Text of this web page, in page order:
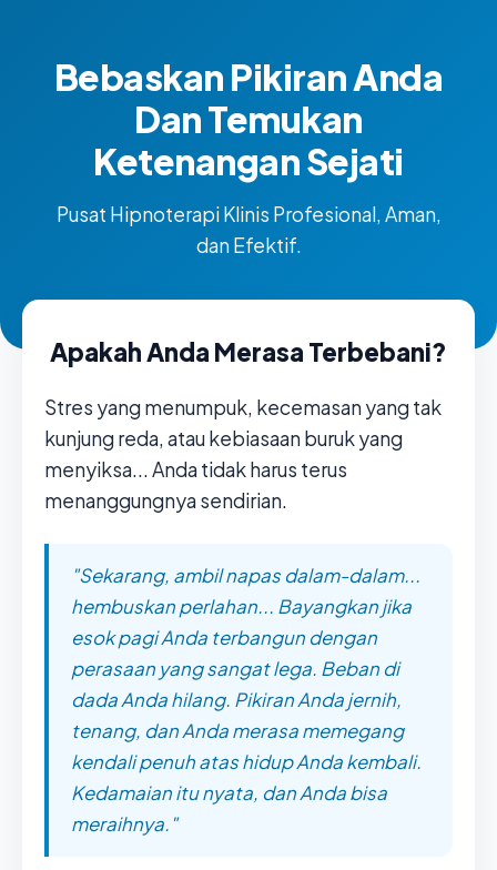
Bebaskan Pikiran Anda
Dan Temukan
Ketenangan Sejati
Pusat Hipnoterapi Klinis Profesional, Aman,
dan Efektif.
Apakah Anda Merasa Terbebani?
Stres yang menumpuk, kecemasan yang tak
kunjung reda, atau kebiasaan buruk yang
menyiksa... Anda tidak harus terus
menanggungnya sendirian.
"Sekarang, ambil napas dalam-dalam...
hembuskan perlahan... Bayangkan jika
esok pagi Anda terbangun dengan
perasaan yang sangat lega. Beban di
dada Anda hilang. Pikiran Anda jernih,
tenang, dan Anda merasa memegang
kendali penuh atas hidup Anda kembali.
Kedamaian itu nyata, dan Anda bisa
meraihnya."